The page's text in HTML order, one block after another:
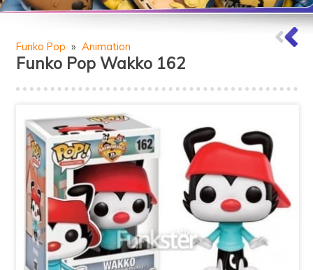
Funko Pop » Animation
Funko Pop Wakko 162